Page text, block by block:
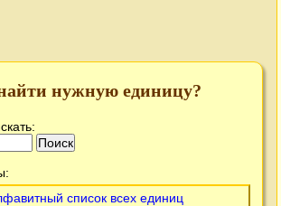
нужную единицу?
список всех единиц